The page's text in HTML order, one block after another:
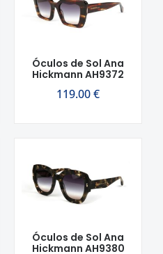
Óculos de Sol Ana
Hickmann AH9372
119.00€
Óculos de Sol Ana
Hickmann AH9380